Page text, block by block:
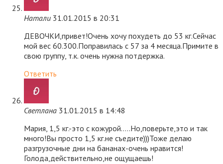
Натали 31.01.2015 в 20:31
ДЕВОЧКИ,привет!Очень хочу похудеть до 53 кг.Сейчас
мой вес 60.300.Поправилась с 57 за 4 месяца.Примите в
свою группу, т.к. очень нужна потдержка.
Ответить
Светлана 31.01.2015 в 14:48
Мария, 1,5 кг.-это с кожурой…..Но,поверьте,это и так
много!Вы просто 1,5 кг.не съедите)))Тоже делаю
разгрузочные дни на бананах-очень нравится!
Голода,действительно,не ощущаешь!